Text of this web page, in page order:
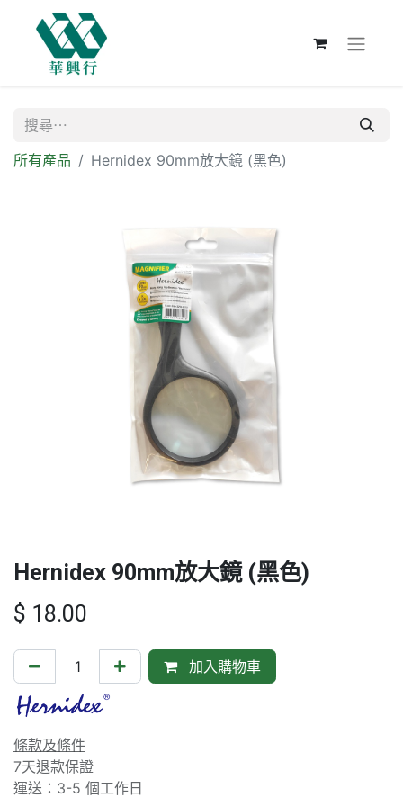
所有產品 Hernidex 90mm放大鏡 (黑色)
Hernidex 90mm放大鏡 (黑色)
$ 18.00
加入購物車
條款及條件
7天退款保證
運送：3-5 個工作日